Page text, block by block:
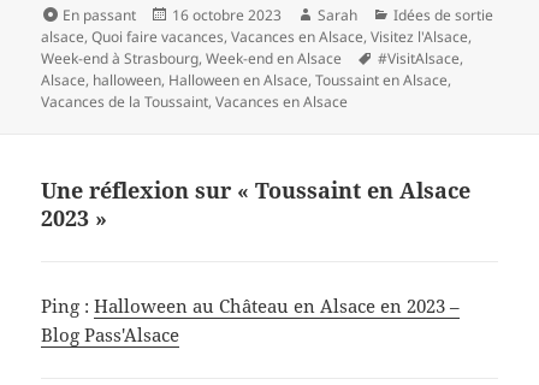
Format
En passant
Publié
le
16 octobre 2023 Auteur
Sarah Catégories
Idées de sortie
alsace,Quoi faire vacances,Vacances en Alsace,Visitez l'Alsace,
Week-end à Strasbourg,Week-end en Alsace
Mots-
clés
#VisitAlsace,
Alsace, halloween, Halloween en Alsace,Toussaint en Alsace,
Vacances de la Toussaint,Vacances en Alsace
Une réflexion sur « Toussaint en Alsace
2023 »
Ping :Halloween au Château en Alsace en 2023 –
Blog Pass'Alsace